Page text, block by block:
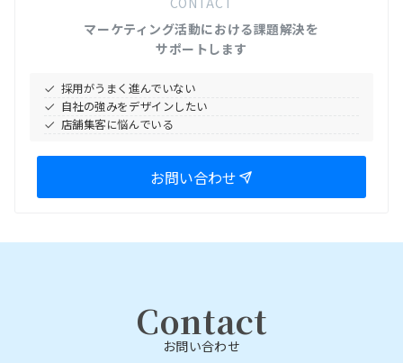
マーケティング活動における課題解決を
サポートします
採用がうまく進んでいない
自社の強みをデザインしたい
店舗集客に悩んでいる
お問い合わせ
Contact
お問い合わせ